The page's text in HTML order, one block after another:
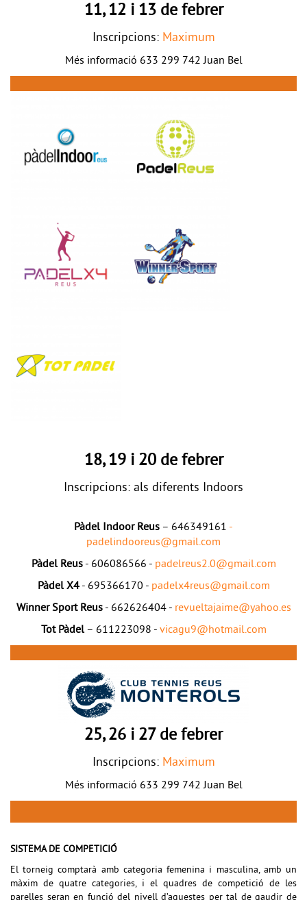
11, 12 i 13 de febrer
Inscripcions: Maximum
Més informació 633 299 742 Juan Bel
18, 19 i 20 de febrer
Inscripcions: als diferents Indoors
Pàdel Indoor Reus – 646349161 -
padelindooreus@gmail.com
Pàdel Reus- 606086566 - padelreus2.0@gmail.com
Pàdel X4- 695366170 - padelx4reus@gmail.com
Winner Sport Reus- 662626404 - revueltajaime@yahoo.es
Tot Pàdel– 611223098 - vicagu9@hotmail.com
25, 26 i 27 de febrer
Inscripcions: Maximum
Més informació 633 299 742 Juan Bel
SISTEMA DE COMPETICIÓ
El torneig comptarà amb categoria femenina i masculina, amb un
màxim de quatre categories, i el quadres de competició de les
parelles seran en funció del nivelld’aquestes pertal degaudir de